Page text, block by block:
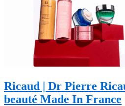
Ricaud | Dr Pierre
beauté Made In France